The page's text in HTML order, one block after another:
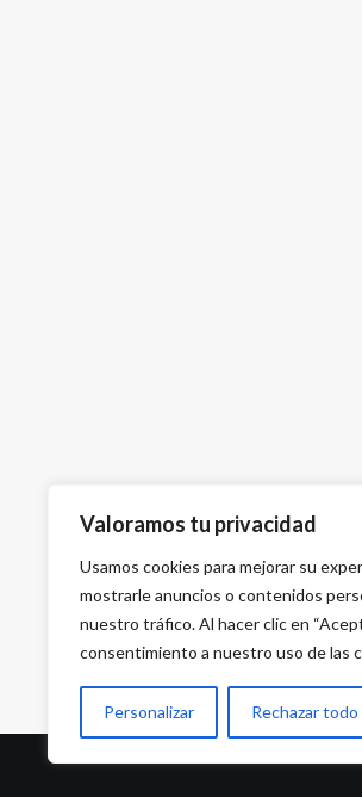
Valoramos tu privacidad
Usamos cookies para mejorar su
mostrarle anuncios o contenidos
nuestro tráfico. Al hacer clic en
consentimiento a nuestro uso de las
Personalizar Rechazar todo